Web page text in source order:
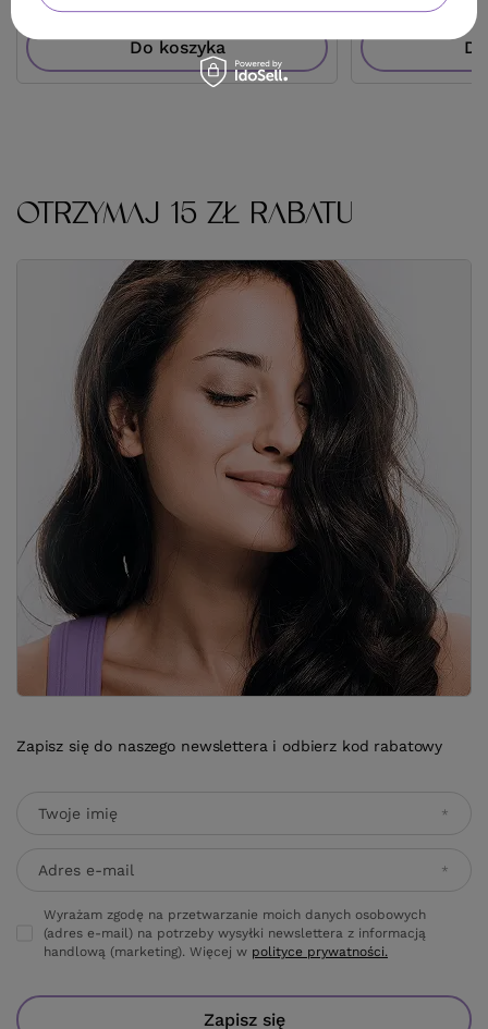
Do koszyka
OTRZYMAJ 15 ZŁ RABATU
Zapisz się do naszego newslettera i odbierz kod rabatowy
Twoje imię
Adres e-mail
Wyrażam zgodę na przetwarzanie moich danych osobowych
(adres e-mail) na potrzeby wysyłki newslettera z informacją
handlową (marketing). Więcej w polityce prywatności.
Zapisz się